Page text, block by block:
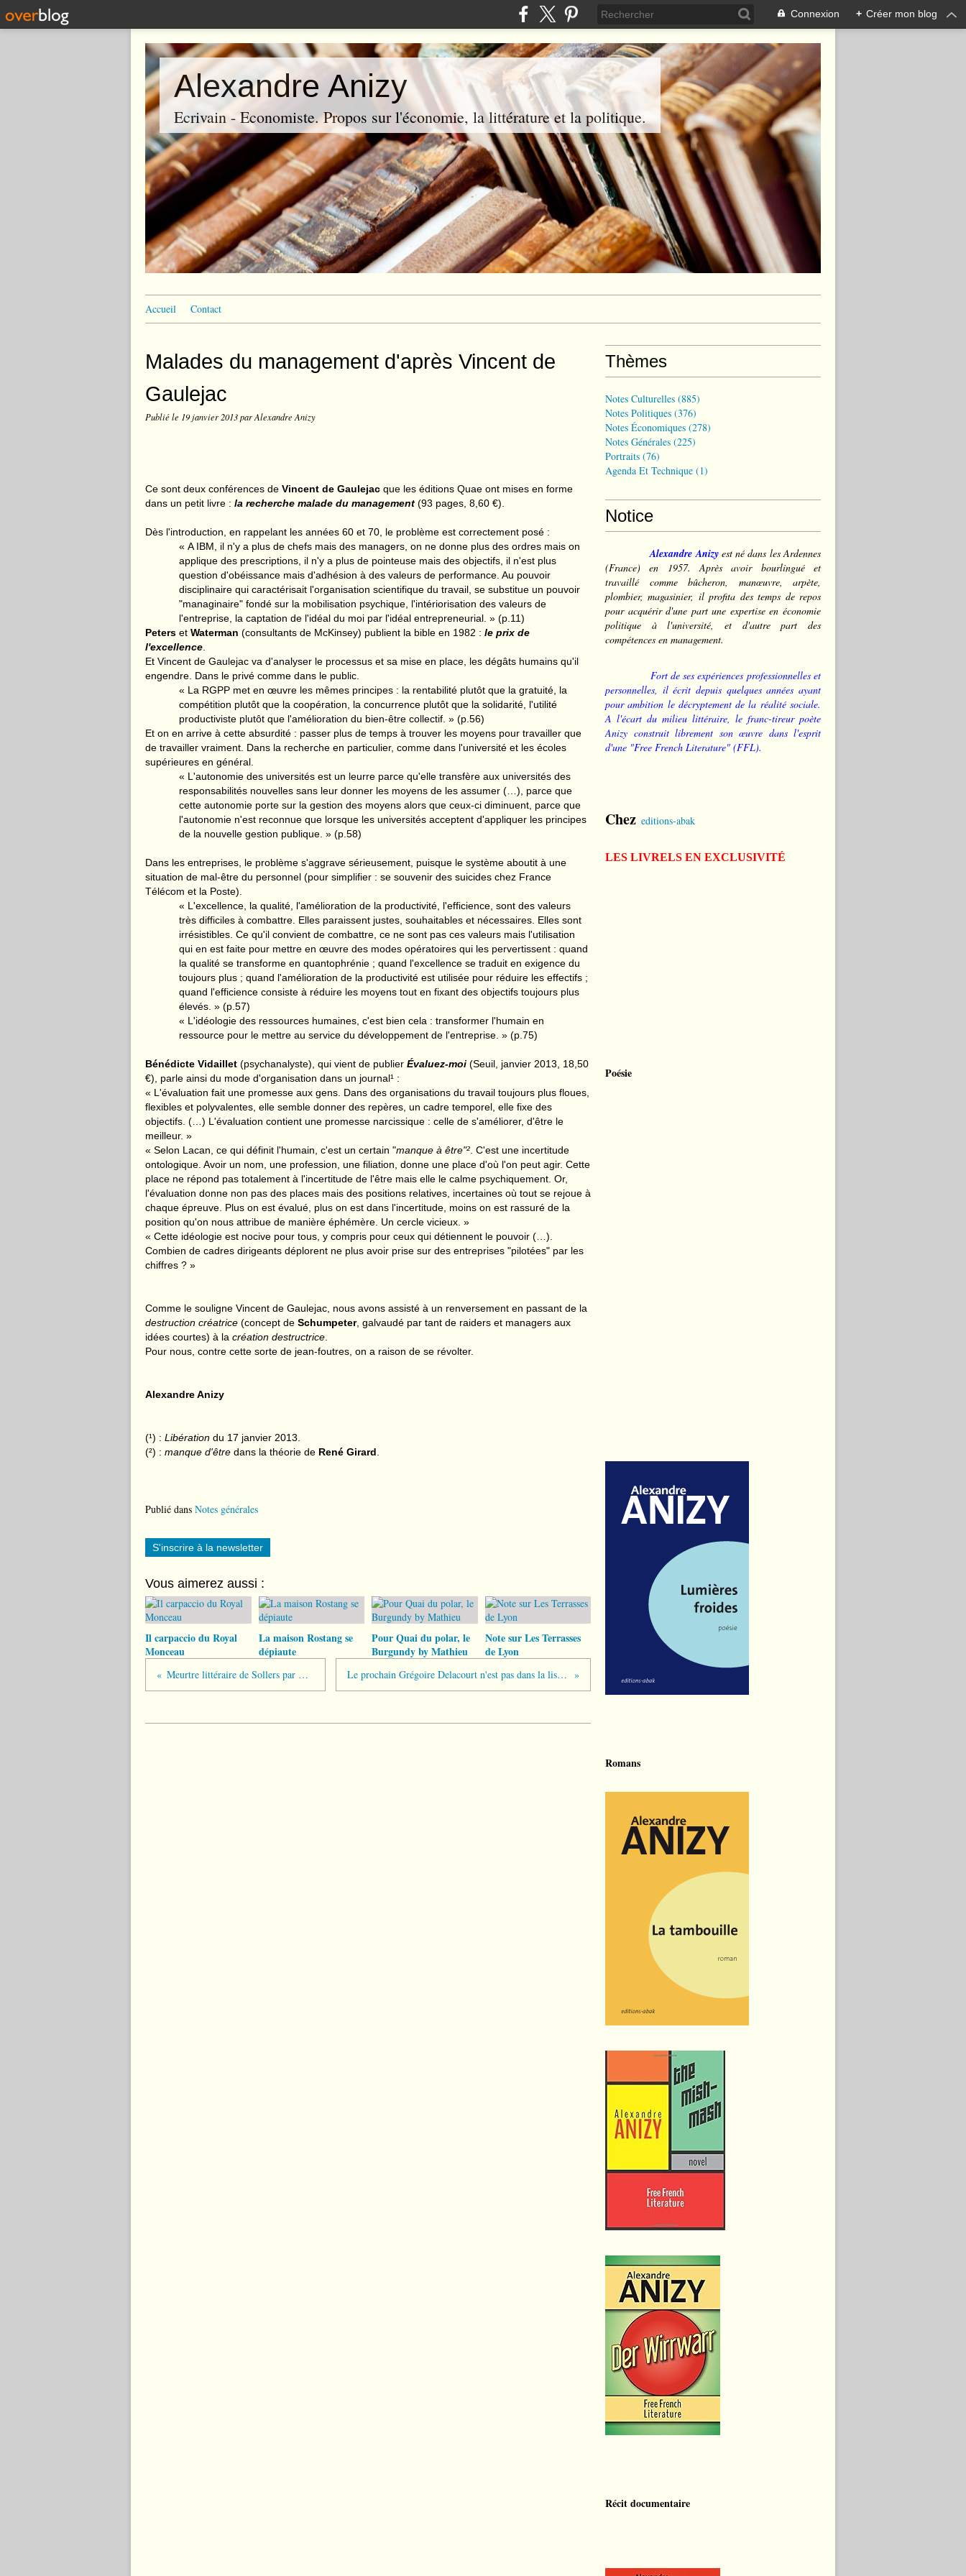
Connexion + Créer mon blog
Alexandre Anizy
Ecrivain - Economiste. Propos sur l'économie, la littérature et la politique.
Accueil Contact
Malades du management d'après Vincent de
Gaulejac
Publié le 19 janvier 2013par Alexandre Anizy
Ce sont deux conférences de Vincent de Gaulejac que les éditions Quae ont mises en forme
dans un petit livre : la recherche malade du management (93 pages, 8,60 €).
Dès l'introduction, en rappelant les années 60 et 70, le problème est correctement posé :
« A IBM, il n'y a plus de chefs mais des managers, on ne donne plus des ordres mais on
applique des prescriptions, il n'y a plus de pointeuse mais des objectifs, il n'est plus
question d'obéissance mais d'adhésion à des valeurs de performance. Au pouvoir
disciplinaire qui caractérisait l'organisation scientifique du travail, se substitue un pouvoir
"managinaire" fondé sur la mobilisation psychique, l'intériorisation des valeurs de
l'entreprise, la captation de l'idéal du moi par l'idéal entrepreneurial. » (p.11)
Peters et Waterman (consultants de McKinsey) publient la bible en 1982 : le prix de
l'excellence
Et Vincent de Gaulejac va d'analyser le processus et sa mise en place, les dégâts humains qu'il
engendre. Dans le privé comme dans le public.
« La RGPP met en œuvre les mêmes principes : la rentabilité plutôt que la gratuité, la
compétition plutôt que la coopération, la concurrence plutôt que la solidarité, l'utilité
productiviste plutôt que l'amélioration du bien-être collectif. » (p.56)
Et on en arrive à cette absurdité : passer plus de temps à trouver les moyens pour travailler que
de travailler vraiment. Dans la recherche en particulier, comme dans l'université et les écoles
supérieures en général.
« L'autonomie des universités est un leurre parce qu'elle transfère aux universités des
responsabilités nouvelles sans leur donner les moyens de les assumer (…), parce que
cette autonomie porte sur la gestion des moyens alors que ceux-ci diminuent, parce que
l'autonomie n'est reconnue que lorsque les universités acceptent d'appliquer les principes
de la nouvelle gestion publique. » (p.58)
Dans les entreprises, le problème s'aggrave sérieusement, puisque le système aboutit à une
situation de mal-être du personnel (pour simplifier : se souvenir des suicides chez France
Télécom et la Poste).
« L'excellence, la qualité, l'amélioration de la productivité, l'efficience, sont des valeurs
très difficiles à combattre. Elles paraissent justes, souhaitables et nécessaires. Elles sont
irrésistibles. Ce qu'il convient de combattre, ce ne sont pas ces valeurs mais l'utilisation
qui en est faite pour mettre en œuvre des modes opératoires qui les pervertissent : quand
la qualité se transforme en quantophrénie ; quand l'excellence se traduit en exigence du
toujours plus ; quand l'amélioration de la productivité est utilisée pour réduire les effectifs ;
quand l'efficience consiste à réduire les moyens tout en fixant des objectifs toujours plus
élevés. » (p.57)
« L'idéologie des ressources humaines, c'est bien cela : transformer l'humain en
ressource pour le mettre au service du développement de l'entreprise. » (p.75)
Bénédicte Vidaillet (psychanalyste), qui vient de publier Évaluez-moi (Seuil, janvier 2013, 18,50
€), parle ainsi du mode d'organisation dans un journal¹ :
« L'évaluation fait une promesse aux gens. Dans des organisations du travail toujours plus floues,
flexibles et polyvalentes, elle semble donner des repères, un cadre temporel, elle fixe des
objectifs. (…) L'évaluation contient une promesse narcissique : celle de s'améliorer, d'être le
meilleur. »
« Selon Lacan, ce qui définit l'humain, c'est un certain "manque à être"² . C'est une incertitude
ontologique. Avoir un nom, une profession, une filiation, donne une place d'où l'on peut agir. Cette
place ne répond pas totalement à l'incertitude de l'être mais elle le calme psychiquement. Or,
l'évaluation donne non pas des places mais des positions relatives, incertaines où tout se rejoue à
chaque épreuve. Plus on est évalué, plus on est dans l'incertitude, moins on est rassuré de la
position qu'on nous attribue de manière éphémère. Un cercle vicieux. »
« Cette idéologie est nocive pour tous, y compris pour ceux qui détiennent le pouvoir (…).
Combien de cadres dirigeants déplorent ne plus avoir prise sur des entreprises "pilotées" par les
chiffres ? »
Comme le souligne Vincent de Gaulejac, nous avons assisté à un renversement en passant de la
destruction créatrice (concept de Schumpeter, galvaudé par tant de raiders et managers aux
idées courtes) à la création destructrice
Pour nous, contre cette sorte de jean-foutres, on a raison de se révolter.
Alexandre Anizy
(¹) : Libération du 17 janvier 2013.
(²) : manque d'être dans la théorie de René Girard
Publié dans Notes générales
S'inscrire à la newsletter
Vous aimerez aussi :
Il carpaccio du Royal
Monceau
La maison Rostang se
dépiaute
Pour Quai du polar, le
Burgundy by Mathieu
Note sur Les Terrasses
de Lyon
Meurtre littéraire de Sollers par Alice Ferney Le prochain Grégoire Delacourt n'est pas dans la liste de mes envies
Thèmes
Notes Culturelles (885)
Notes Politiques (376)
Notes Économiques (278)
Notes Générales (225)
Portraits (76)
Agenda Et Technique (1)
Notice
Alexandre Anizy est né dans les Ardennes
(France) en 1957. Après avoir bourlingué et
travaillé comme bûcheron, manœuvre, arpète,
plombier, magasinier, il profita des temps de repos
pour acquérir d'une part une expertise en économie
politique à l'université, et d'autre part des
compétences en management.
Fort de ses expériences professionnelles et
personnelles, il écrit depuis quelques années ayant
pour ambition le décryptement de la réalité sociale.
A l'écart du milieu littéraire, le franc-tireur poète
Anizy construit librement son œuvre dans l'esprit
d'une "Free French Literature" (FFL).
Chez editions-abak
LES LIVRELS EN EXCLUSIVITÉ
Poésie
Romans
Récit documentaire